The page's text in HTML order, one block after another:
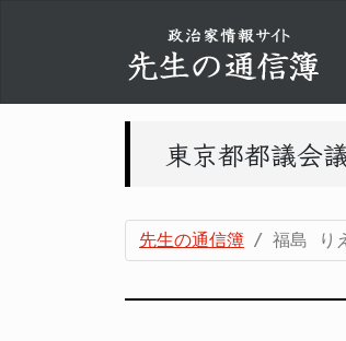
東京都都議会
先生の通信簿 福島 り